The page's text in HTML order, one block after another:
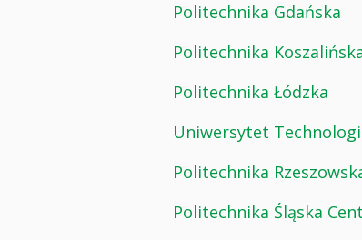
Politechnika Gdańska
Politechnika
Politechnika Łódzka
Uniwersytet
Politechnika
Politechnika Śląska